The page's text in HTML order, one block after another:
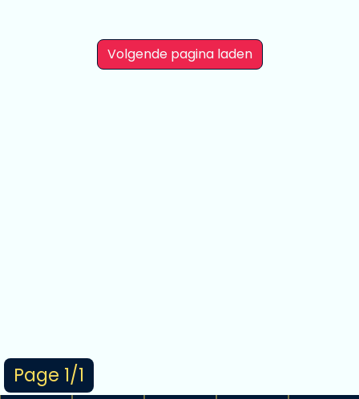
Page 1/1
Volgende pagina laden